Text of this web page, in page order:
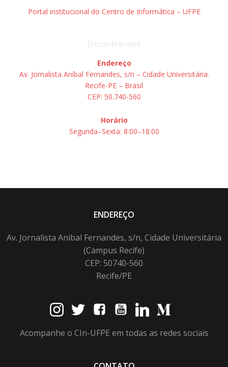
Portal institucional do Centro de Informática – UFPE
Endereço
Av. Jornalista Aníbal Fernandes, s/n – Cidade Universitária.
Recife-PE – Brasil
CEP: 50.740-560
Horário
Segunda–Sexta: 8:00–18:00
ENDEREÇO
Av. Jornalista Anibal Fernandes, s/n, Cidade Universitária
(Campus Recife)
CEP: 50740-560
Recife/PE
Acompanhe o CIn-UFPE em todas as redes sociais